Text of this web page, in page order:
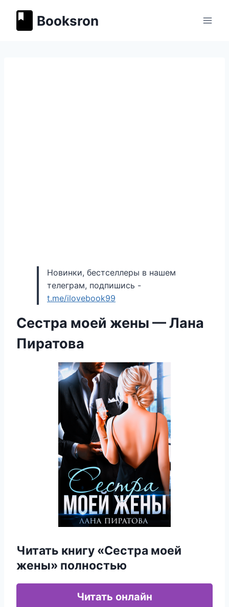
содержимому
Booksron
Новинки, бестселлеры в нашем
телеграм, подпишись -
t.me/ilovebook99
Сестра моей жены — Лана
Пиратова
Читать книгу «Сестра моей
жены» полностью
Читать онлайн